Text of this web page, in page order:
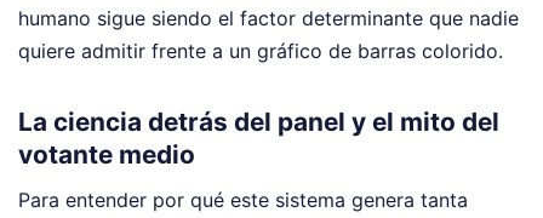
humano sigue siendo el factor determinante que nadie
quiere admitir frente a un gráfico de barras colorido.
La ciencia detrás del panel y el mito del
votante medio
Para entender por qué este sistema genera tanta